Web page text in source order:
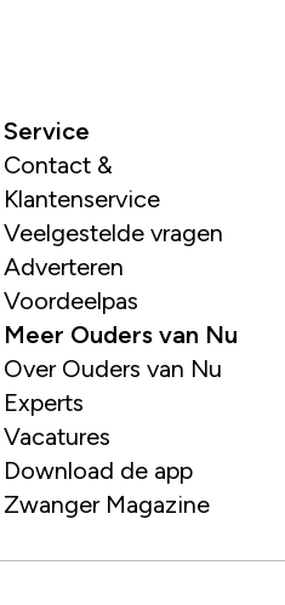
Service
Contact &
Klantenservice
Veelgestelde vragen
Adverteren
Voordeelpas
Meer Ouders van Nu
Over Ouders van Nu
Experts
Vacatures
Download de app
Zwanger Magazine